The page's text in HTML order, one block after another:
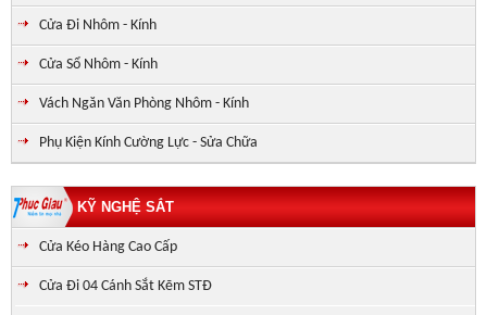
Cửa Đi Nhôm - Kính
Cửa Sổ Nhôm - Kính
Vách Ngăn Văn Phòng Nhôm - Kính
Phụ Kiện Kính Cường Lực - Sửa Chữa
KỸ NGHỆ SẮT
Cửa Kéo Hàng Cao Cấp
Cửa Đi 04 Cánh Sắt Kẽm STĐ